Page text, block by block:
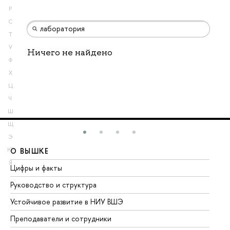
Р
С
Т
У
Ф
Х
Ц
Ч
Ш
Щ
Э
Ю
Я
Ничего не найдено
О ВЫШКЕ
Цифры и факты
Руководство и структура
Устойчивое развитие в НИУ ВШЭ
Преподаватели и сотрудники